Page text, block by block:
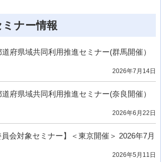
ナー情報
府県域共同利用推進セミナー(群馬開催）
2026年7月14日
府県域共同利用推進セミナー(奈良開催）
2026年6月22日
員会対象セミナー】＜東京開催＞ 2026年7月
2026年5月11日